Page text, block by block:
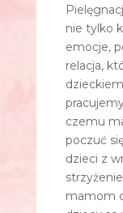
nie tylko
emocje,
relacja,
czemu
poczuć
dzieci z
mamom